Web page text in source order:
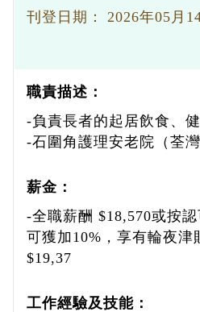
刊登日期： 2026年05月
職責描述：
-負責長者的起居飲食、
-石圍角護理安老院（荃
薪金：
-全職薪酬 $18,570或按
可獲加10%，享有輪夜津
$19,37
工作經驗及技能：